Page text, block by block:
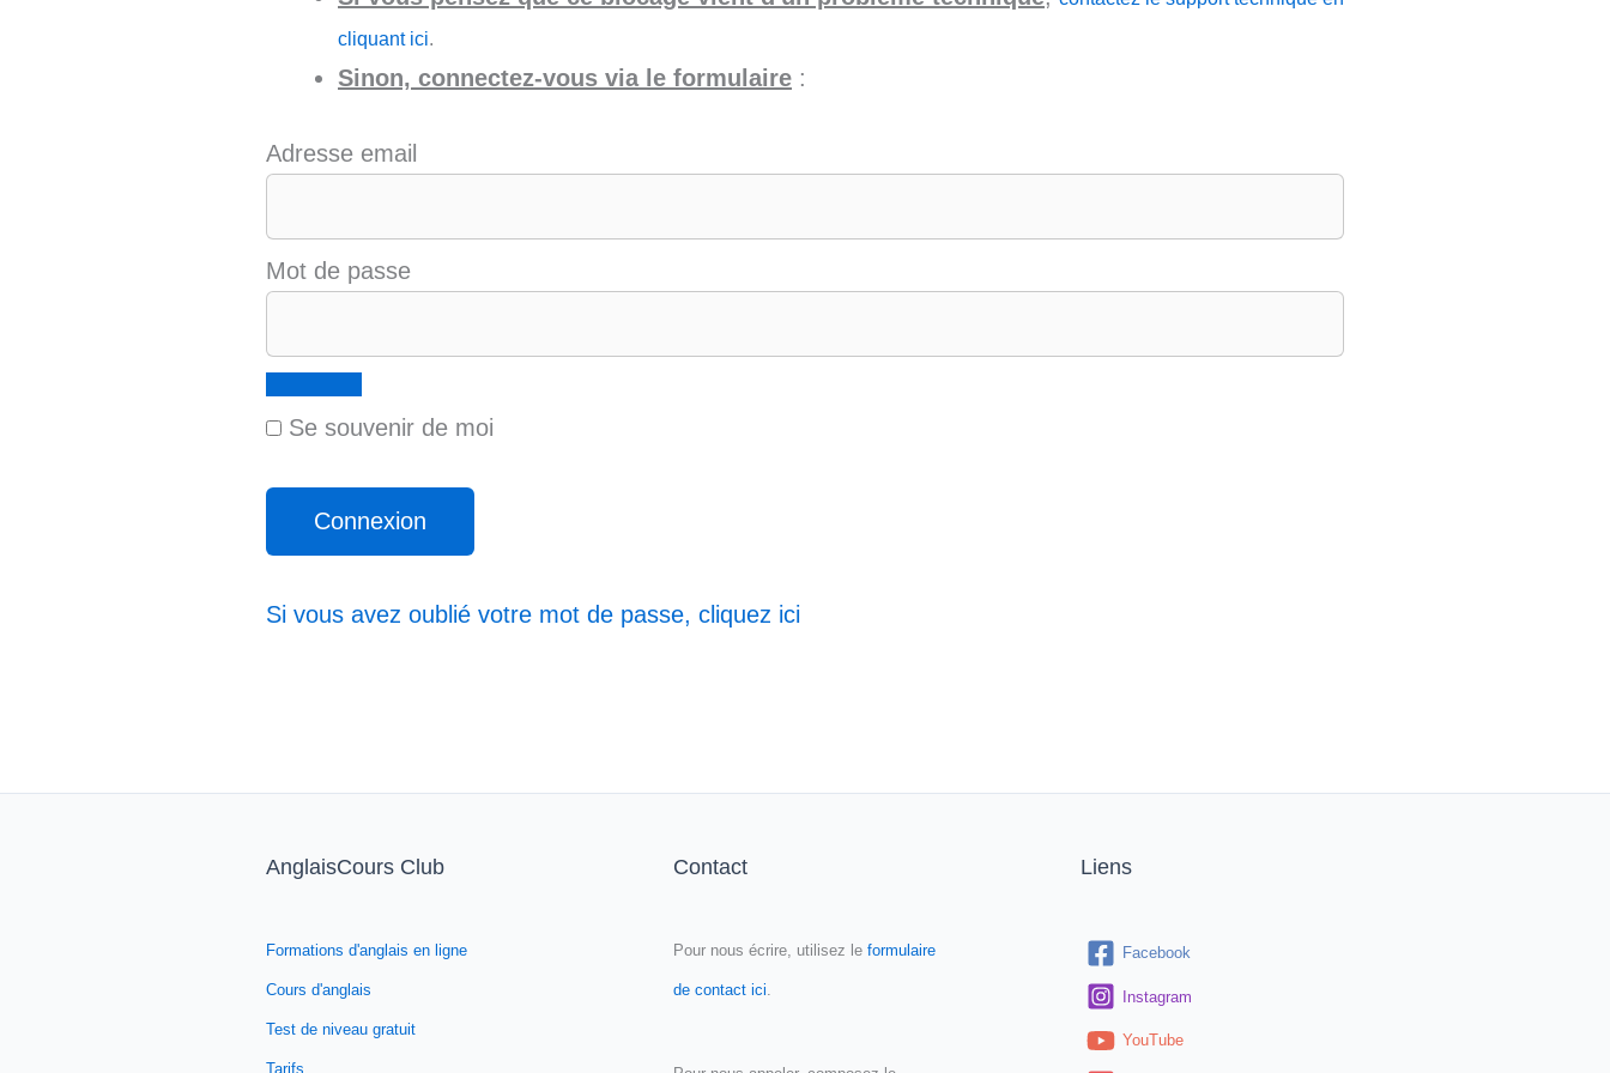
cliquant ici.
Sinon, connectez-vous via le formulaire :
Adresse email
Mot de passe
Se souvenir de moi
Si vous avez oublié votre mot de passe, cliquez ici
AnglaisCours Club
Formations d'anglais en ligne
Cours d'anglais
Test de niveau gratuit
Tarifs
Contact
Pour nous écrire, utilisez le formulaire
de contact ici.
Liens
Facebook
Instagram
YouTube